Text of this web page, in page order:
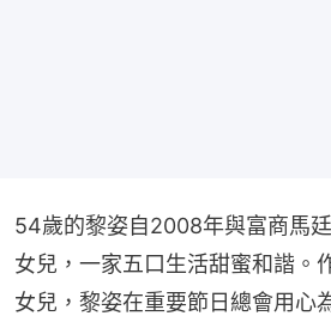
54歲的黎姿自2008年與富商馬
女兒，一家五口生活甜蜜和諧。
女兒，黎姿在重要節日總會用心